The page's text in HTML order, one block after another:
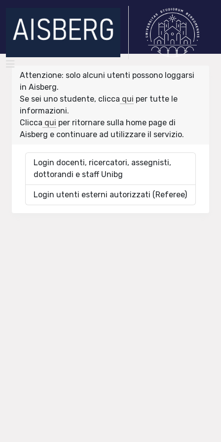
Attenzione: solo alcuni utenti possono loggarsi
in Aisberg.
Se sei uno studente, clicca qui per tutte le
informazioni.
Clicca qui per ritornare sulla home page di
Aisberg e continuare ad utilizzare il servizio.
Login docenti, ricercatori, assegnisti,
dottorandi e staff Unibg
Login utenti esterni autorizzati (Referee)